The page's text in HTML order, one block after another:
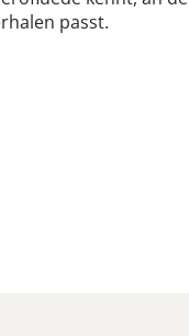
passt.